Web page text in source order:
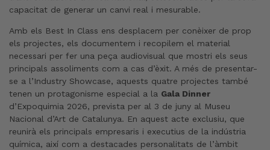
capacitat de generar un canvi real i mesurable.
Amb els Best In Class ens desplacem per conèixer de prop
els projectes, els documentem i recopilem el material
necessari per fer una peça audiovisual que mostri els seus
principals assoliments com a cas d’èxit. A més de presentar-
se a l’Industry Showcase, aquests quatre projectes també
tenen un protagonisme especial a la Gala Dinner
d’Expoquimia 2026, prevista per al 3 de juny al Museu
Nacional d’Art de Catalunya. En aquest acte exclusiu, que
reunirà els principals empresaris i executius de la indústria
química, així com a destacades personalitats de l’àmbit